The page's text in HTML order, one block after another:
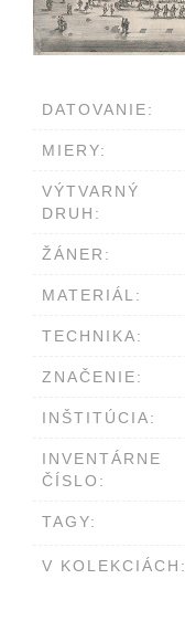
DATOVANIE:
MIERY:
VÝTVARNÝ
DRUH:
ŽÁNER:
MATERIÁL:
TECHNIKA:
ZNAČENIE:
INŠTITÚCIA:
INVENTÁRNE
ČÍSLO:
TAGY:
V KOLEKCIÁCH: